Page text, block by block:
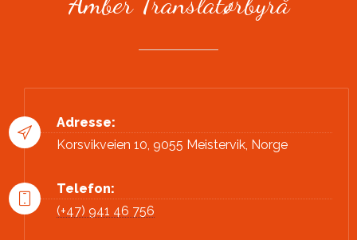
Adresse:
Korsvikveien 10, 9055 Meistervik, Norge
Telefon:
(+47) 941 46 756